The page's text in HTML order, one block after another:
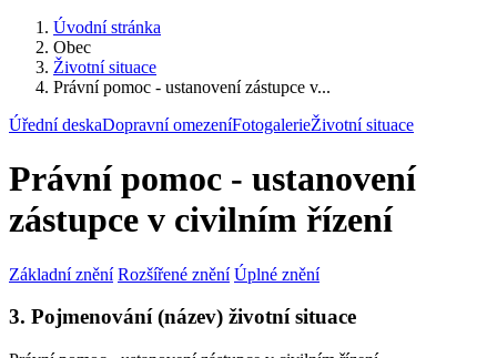
Úvodní stránka
Obec
Životní situace
Právní pomoc - ustanovení zástupce v...
Úřední deskaDopravní omezeníFotogalerieŽivotní situace
Právní pomoc - ustanovení
zástupce v civilním řízení
Základní znění Rozšířené znění Úplné znění
3. Pojmenování (název) životní situace